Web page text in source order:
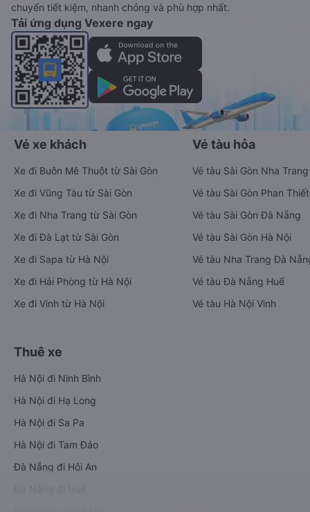
chuyển tiết kiệm, nhanh chóng và phù hợp nhất.
Tải ứng dụng Vexere ngay
Vé xe khách
Xe đi Buôn Mê Thuột từ Sài Gòn
Xe đi Vũng Tàu từ Sài Gòn
Xe đi Nha Trang từ Sài Gòn
Xe đi Đà Lạt từ Sài Gòn
Xe đi Sapa từ Hà Nội
Xe đi Hải Phòng từ Hà Nội
Xe đi Vinh từ Hà Nội
Vé tàu hỏa
Vé tàu Sài Gòn Nha Trang
Vé tàu Sài Gòn Phan Thiết
Vé tàu Sài Gòn Đà Nẵng
Vé tàu Sài Gòn Hà Nội
Vé tàu Nha Trang Đà
Vé tàu Đà Nẵng Huế
Vé tàu Hà Nội Vinh
Thuê xe
Hà Nội đi Ninh Bình
Hà Nội đi Hạ Long
Hà Nội đi Sa Pa
Hà Nội đi Tam Đảo
Đà Nẵng đi Hội An